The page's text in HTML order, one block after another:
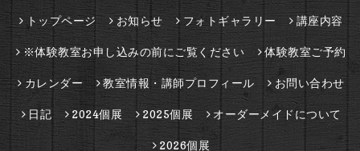
トップページ お知らせ フォトギャラリー 講座内容
※体験教室お申し込みの前にご覧ください 体験教室ご予約
カレンダー 教室情報・講師プロフィール お問い合わせ
日記 2024個展 2025個展 オーダーメイドについて
2026個展